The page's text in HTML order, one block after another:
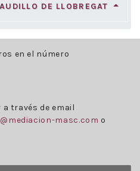
DE LLOBREGAT
en el número
través de email
masc.com o